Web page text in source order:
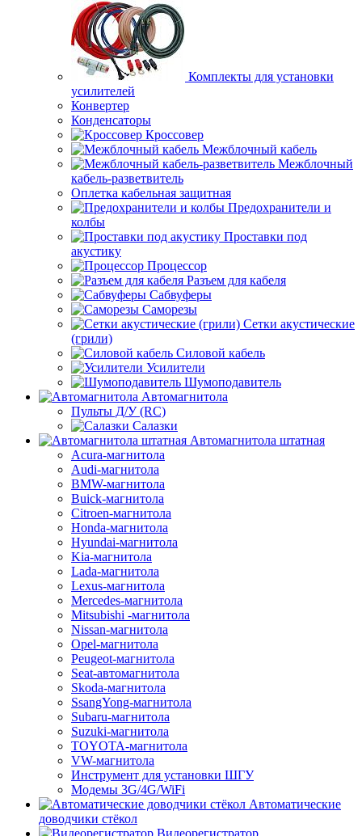
Комплекты для установки
усилителей
Конвертер
Конденсаторы
Кроссовер
Межблочный кабель
Межблочный
кабель-разветвитель
Оплетка кабельная защитная
Предохранители и
колбы
Проставки под
акустику
Процессор
Разъем для кабеля
Сабвуферы
Саморезы
Сетки акустические
(грили)
Силовой кабель
Усилители
Шумоподавитель
Автомагнитола
Пульты Д/У (RC)
Салазки
Автомагнитола штатная
Acura-магнитола
Audi-магнитола
BMW-магнитола
Buick-магнитола
Citroen-магнитола
Honda-магнитола
Hyundai-магнитола
Kia-магнитола
Lada-магнитола
Lexus-магнитола
Mercedes-магнитола
Mitsubishi -магнитола
Nissan-магнитола
Opel-магнитола
Peugeot-магнитола
Seat-автомагнитола
Skoda-магнитола
SsangYong-магнитола
Subaru-магнитола
Suzuki-магнитола
TOYOTA-магнитола
VW-магнитола
Инструмент для установки ШГУ
Модемы 3G/4G/WiFi
Автоматические
доводчики стёкол
Видеорегистратор